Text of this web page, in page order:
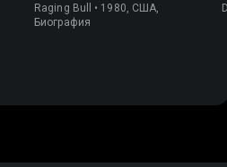
Raging Bull • 1980, США,
Биография